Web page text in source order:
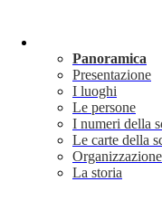
Panoramica
Presentazione
I luoghi
Le persone
I numeri della
Le carte della
Organizzazione
La storia